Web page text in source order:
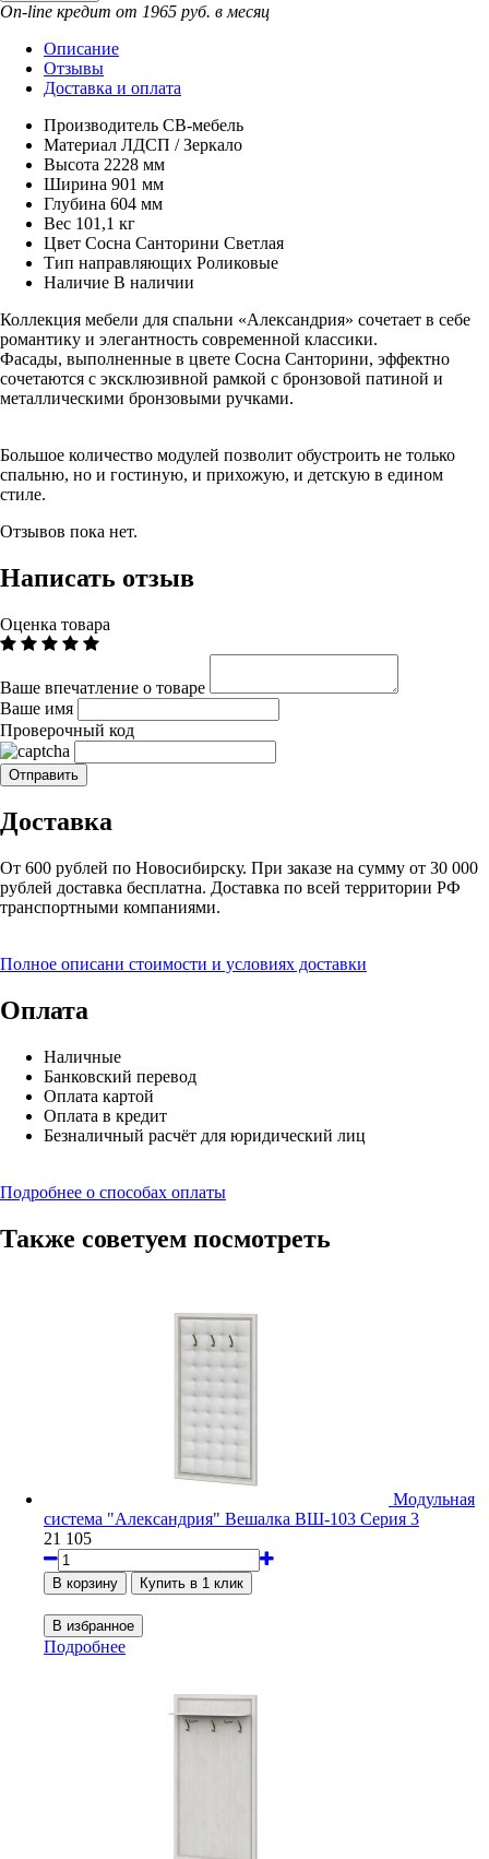
On-line кредит от 1965 руб. в месяц
Описание
Отзывы
Доставка и оплата
Производитель СВ-мебель
Материал ЛДСП / Зеркало
Высота 2228 мм
Ширина 901 мм
Глубина 604 мм
Вес 101,1 кг
Цвет Сосна Санторини Светлая
Тип направляющих Роликовые
Наличие В наличии
Коллекция мебели для спальни «Александрия» сочетает в себе
романтику и элегантность современной классики.
Фасады, выполненные в цвете Сосна Санторини, эффектно
сочетаются с эксклюзивной рамкой с бронзовой патиной и
металлическими бронзовыми ручками.
Большое количество модулей позволит обустроить не только
спальню, но и гостиную, и прихожую, и детскую в едином
стиле.
Отзывов пока нет.
Написать отзыв
Оценка товара
Ваше впечатление о товаре
Ваше имя
Проверочный код
Доставка
От 600 рублей по Новосибирску. При заказе на сумму от 30 000
рублей доставка бесплатна. Доставка по всей территории РФ
транспортными компаниями.
Полное описани стоимости и условиях доставки
Оплата
Наличные
Банковский перевод
Оплата картой
Оплата в кредит
Безналичный расчёт для юридический лиц
Подробнее о способах оплаты
Также советуем посмотреть
Модульная
система "Александрия" Вешалка ВШ-103 Серия 3
21 105
Подробнее